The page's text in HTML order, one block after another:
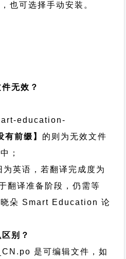
也可选择手动安装。
无效？
education-
有前缀】 的则为无效文件
；
英语，若翻译完成度为
翻译准备阶段，仍需等
朵 Smart Education 论
别？
是可编辑文件，如